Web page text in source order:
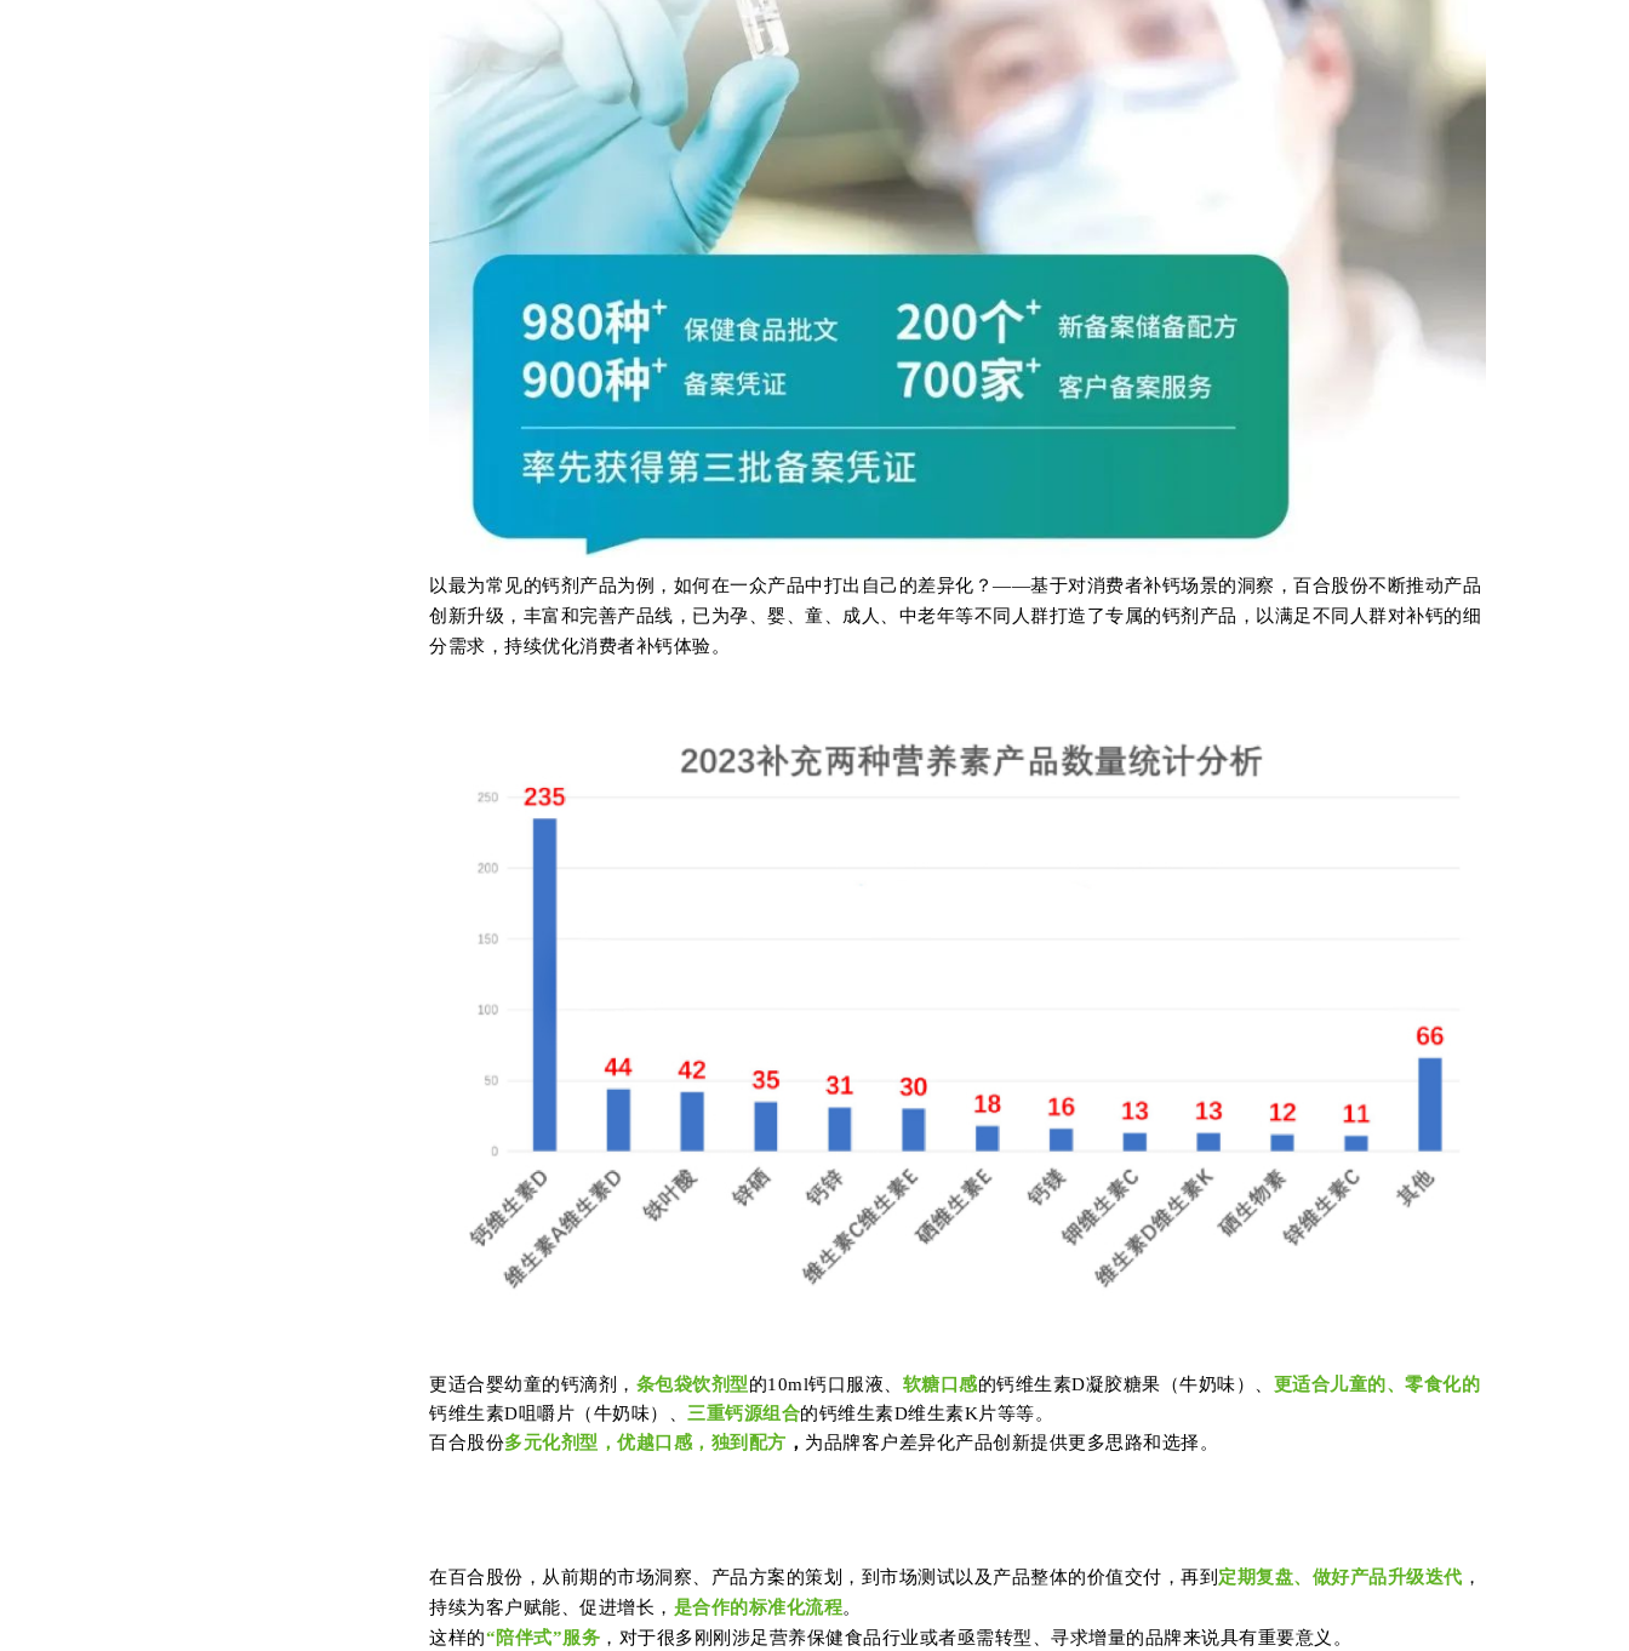
以最为常见的钙剂产品为例，如何在一众产品中打出自己的差异化？——基于对消费者补钙场景的洞察，百合股份不断推动产品
创新升级，丰富和完善产品线，已为孕、婴、童、成人、中老年等不同人群打造了专属的钙剂产品，以满足不同人群对补钙的细
分需求，持续优化消费者补钙体验。
更适合婴幼童的钙滴剂， 条包袋饮剂型的10ml钙口服液、 软糖口感的钙维生素D凝胶糖果（牛奶味）、 更适合儿童的、零食化的
钙维生素D咀嚼片（牛奶味）、 三重钙源组合的钙维生素D维生素K片等等。
百合股份多元化剂型，优越口感，独到配方 ， 为品牌客户差异化产品创新提供更多思路和选择。
在百合股份，从前期的市场洞察、产品方案的策划，到市场测试以及产品整体的价值交付，再到 定期复盘、做好产品升级迭代 ，
持续为客户赋能、促进增长， 是合作的标准化流程。
这样的“陪伴式”服务 ，对于很多刚刚涉足营养保健食品行业或者亟需转型、寻求增量的品牌来说具有重要意义。